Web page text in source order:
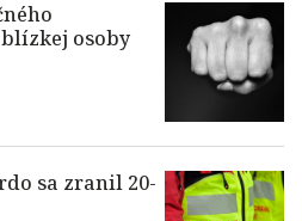
osoby
sa zranil 20-